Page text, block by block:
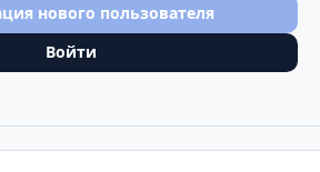
нового пользователя
Войти